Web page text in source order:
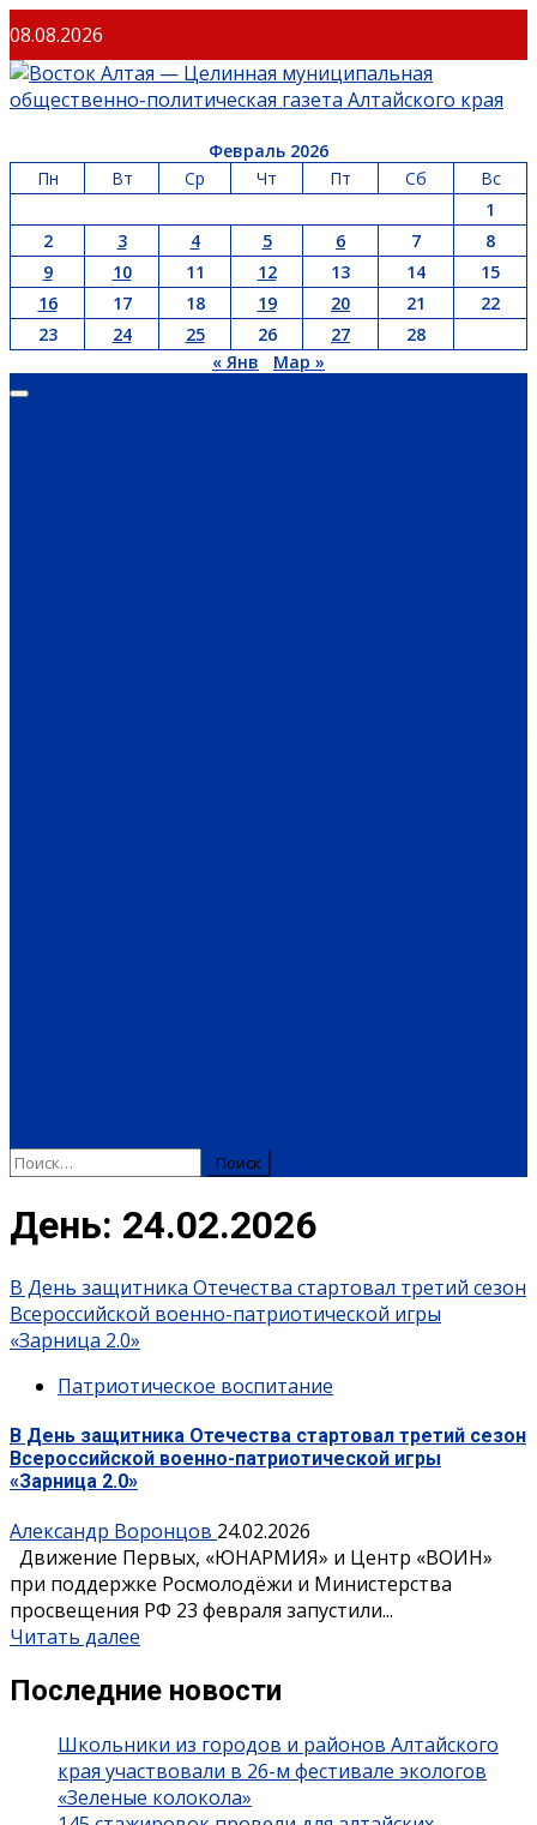
Перейти
к
содержимому
08.08.2026
Февраль 2026
Пн
Вт Ср Чт Пт Сб
Вс
1
2
3 4 5 6 7
8
9
10 11 12 13 14
15
16
17 18 19 20 21
22
23
24 25 26 27
28
« Янв
Мар »
Основное
Найти:
День: 24.02.2026
В День защитника Отечества стартовал третий сезон
Всероссийской военно-патриотической игры
«Зарница 2.0»
Патриотическое воспитание
В День защитника Отечества стартовал третий сезон
Всероссийской военно-патриотической игры
«Зарница 2.0»
Александр Воронцов 24.02.2026
Движение Первых, «ЮНАРМИЯ» и Центр «ВОИН»
при поддержке Росмолодёжи и Министерства
просвещения РФ 23 февраля запустили...
Читать далее
Последние новости
Школьники из городов и районов Алтайского
края участвовали в 26-м фестивале экологов
«Зеленые колокола»